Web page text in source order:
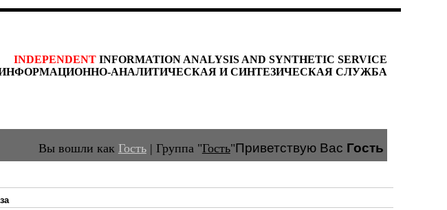
INDEPENDENT INFORMATION ANALYSIS AND SYNTHETIC SERVICE
АНАЛИТИЧЕСКАЯ И СИНТЕЗИЧЕСКАЯ СЛУЖБА
Вы вошли как Гость| Группа"Гость"Приветствую Вас Гость